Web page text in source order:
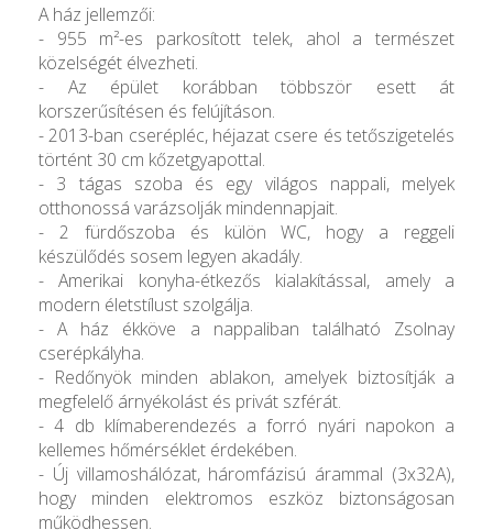
A ház jellemzői:
- 955 m²-es parkosított telek, ahol a természet
közelségét élvezheti.
- Az épület korábban többször esett át
korszerűsítésen és felújításon.
- 2013-ban cserépléc, héjazat csere és tetőszigetelés
történt 30 cm kőzetgyapottal.
- 3 tágas szoba és egy világos nappali, melyek
otthonossá varázsolják mindennapjait.
- 2 fürdőszoba és külön WC, hogy a reggeli
készülődés sosem legyen akadály.
- Amerikai konyha-étkezős kialakítással, amely a
modern életstílust szolgálja.
- A ház ékköve a nappaliban található Zsolnay
cserépkályha.
- Redőnyök minden ablakon, amelyek biztosítják a
megfelelő árnyékolást és privát szférát.
- 4 db klímaberendezés a forró nyári napokon a
kellemes hőmérséklet érdekében.
- Új villamoshálózat, háromfázisú árammal (3x32A),
hogy minden elektromos eszköz biztonságosan
működhessen.